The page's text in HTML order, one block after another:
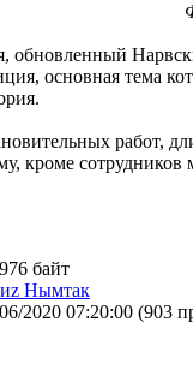
обновленный
основная тема
работ,
кроме сотрудников
байт
Нымтак
2020 07:20:00 (903